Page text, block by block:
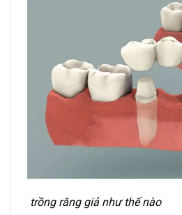
trồng răng giả như thế nào